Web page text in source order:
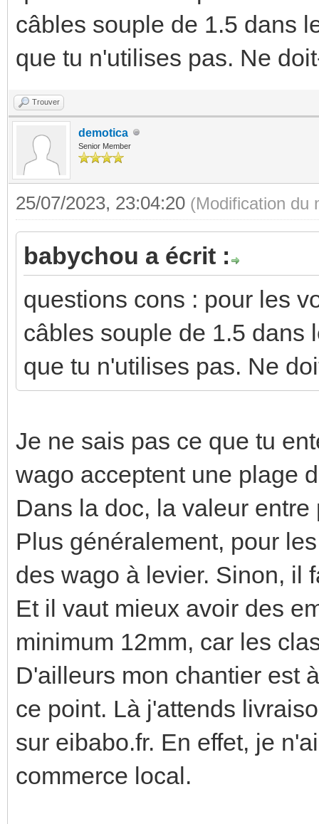
câbles souple de 1.5 dans
que tu n'utilises pas. Ne
Trouver
demotica
Senior Member
25/07/2023, 23:04:20 (Modification du
babychou a écrit :
questions cons : pour les
câbles souple de 1.5 dans
que tu n'utilises pas. Ne
Je ne sais pas ce que tu
wago acceptent une plage
Dans la doc, la valeur
Plus généralement, pour
des wago à levier. Sinon, il
Et il vaut mieux avoir des
minimum 12mm, car les
D'ailleurs mon chantier est
ce point. Là j'attends
sur eibabo.fr. En effet, je
commerce local.